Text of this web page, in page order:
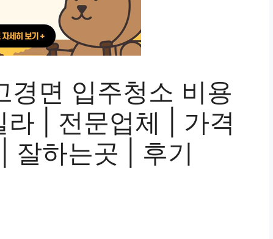
경면 입주청소 비용
라 | 전문업체 | 가격
잘하는곳 | 후기